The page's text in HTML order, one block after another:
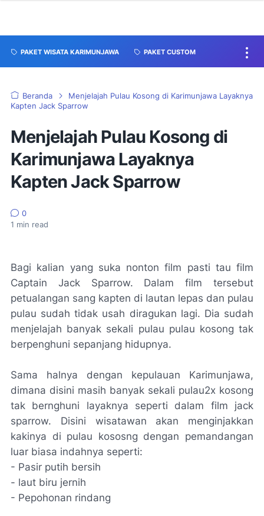
PAKET WISATA KARIMUNJAWA PAKET CUSTOM
Beranda
Menjelajah Pulau Kosong di Karimunjawa Layaknya
Kapten Jack Sparrow
Menjelajah Pulau Kosong di
Karimunjawa Layaknya
Kapten Jack Sparrow
0
1 min read
Bagi kalian yang suka nonton film pasti tau film
Captain Jack Sparrow. Dalam film tersebut
petualangan sang kapten di lautan lepas dan pulau
pulau sudah tidak usah diragukan lagi. Dia sudah
menjelajah banyak sekali pulau pulau kosong tak
berpenghuni sepanjang hidupnya.
Sama halnya dengan kepulauan Karimunjawa,
dimana disini masih banyak sekali pulau2x kosong
tak bernghuni layaknya seperti dalam film jack
sparrow. Disini wisatawan akan menginjakkan
kakinya di pulau kososng dengan pemandangan
luar biasa indahnya seperti:
- Pasir putih bersih
- laut biru jernih
- Pepohonan rindang